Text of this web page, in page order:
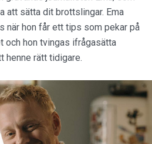
att sätta dit brottslingar. Ema
när hon får ett tips som pekar på
och hon tvingas ifrågasätta
henne rätt tidigare.